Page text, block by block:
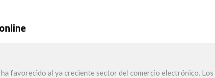
favorecido al ya creciente sector del comercio electrónico. Los